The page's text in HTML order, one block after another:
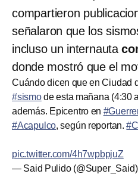
compartieron
señalaron que los
incluso un internauta
donde mostró que el
Cuándo dicen que en Ciudad
#sismode esta mañana (4:30
además. Epicentro en
#Acapulco, según reportan.
pic.twitter.com/4h7wpbpjuZ
— Said Pulido (@Super_Said)